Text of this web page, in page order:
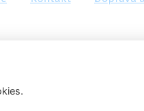
vč. DPH